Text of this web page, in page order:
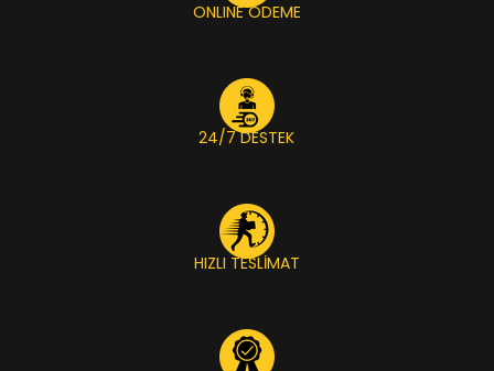
ONLINE ÖDEME
24/7 DESTEK
HIZLI TESLİMAT